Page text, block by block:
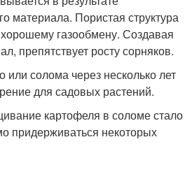
материала. Пористая структура
газообмену. Создавая
препятствует росту сорняков.
или солома через несколько лет
для садовых растений.
картофеля в соломе стало
придерживаться некоторых